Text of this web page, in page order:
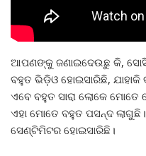
ଆପଣଙ୍କୁ ଜଣାଇଦେଉଛୁ କି,
ବହୁତ ଭିଡ଼ିଓ ହୋଇସାରିଛି,
ଏବେ ବହୁତ ସାରା ଲୋକେ ମୋତେ
ଏହା ମୋତେ ବହୁତ ପସନ୍ଦ ଲାଗୁଛି।
ସେଣ୍ଟିମିଟର ହୋଇସାରିଛି।